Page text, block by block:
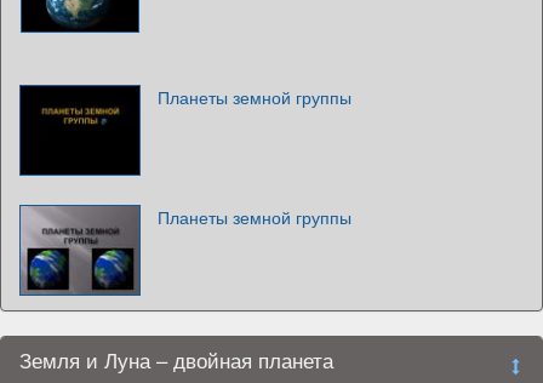
Планеты земной группы
Планеты земной группы
Земля и Луна – двойная планета